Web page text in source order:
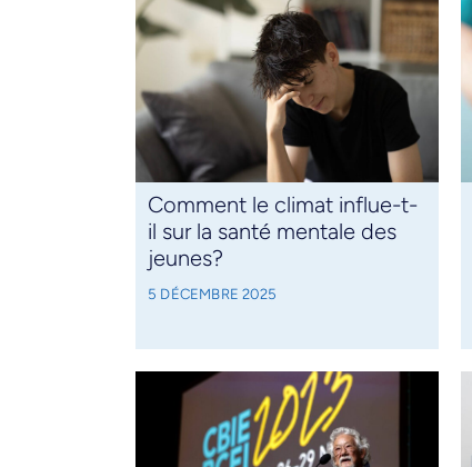
Comment le climat influe-t-
il sur la santé mentale des
jeunes?
5 DÉCEMBRE 2025